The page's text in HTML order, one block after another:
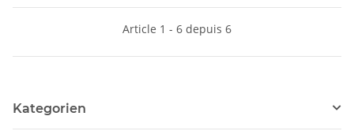
Article 1 - 6 depuis 6
Kategorien